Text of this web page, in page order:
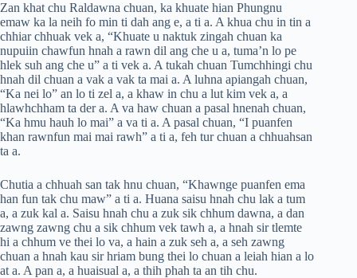
Zan khat chu Raldawna chuan, ka khuate hian Phungnu
emaw ka la neih fo min ti dah ang e, a ti a. A khua chu in tin a
chhiar chhuak vek a, “Khuate u naktuk zingah chuan ka
nupuiin chawfun hnah a rawn dil ang che u a, tuma’n lo pe
hlek suh ang che u” a ti vek a. A tukah chuan Tumchhingi chu
hnah dil chuan a vak a vak ta mai a. A luhna apiangah chuan,
“Ka nei lo” an lo ti zel a, a khaw in chu a lut kim vek a, a
hlawhchham ta der a. A va haw chuan a pasal hnenah chuan,
“Ka hmu hauh lo mai” a va ti a. A pasal chuan, “I puanfen
khan rawnfun mai mai rawh” a ti a, feh tur chuan a chhuahsan
ta a.
Chutia a chhuah san tak hnu chuan, “Khawnge puanfen ema
han fun tak chu maw” a ti a. Huana saisu hnah chu lak a tum
a, a zuk kal a. Saisu hnah chu a zuk sik chhum dawna, a dan
zawng zawng chu a sik chhum vek tawh a, a hnah sir tlemte
hi a chhum ve thei lo va, a hain a zuk seh a, a seh zawng
chuan a hnah kau sir hriam bung thei lo chuan a leiah hian a lo
at a. A pan a, a huaisual a, a thih phah ta an tih chu.